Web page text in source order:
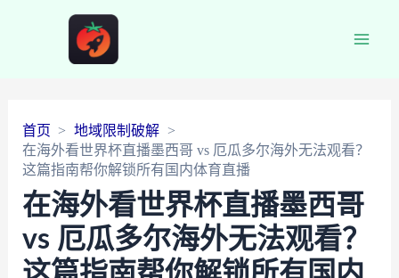
首页
地域限制破解
在海外看世界杯直播墨西哥 vs 厄瓜多尔海外无法观看？
这篇指南帮你解锁所有国内体育直播
在海外看世界杯直播墨西哥
vs 厄瓜多尔海外无法观看？